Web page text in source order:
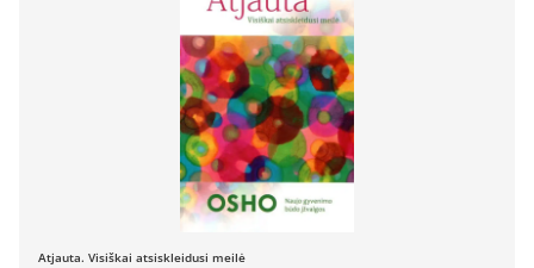
Atjauta. Visiškai atsiskleidusi meilė